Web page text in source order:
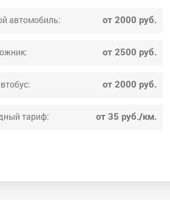
автомобиль: от 2000 руб.
от 2500 руб.
от 2000 руб.
тариф: от 35 руб./км.